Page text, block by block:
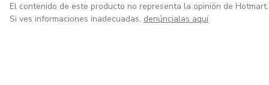
El contenido de este producto no representa la opinión de Hotmart.
Si ves informaciones inadecuadas, denúncialas aquí